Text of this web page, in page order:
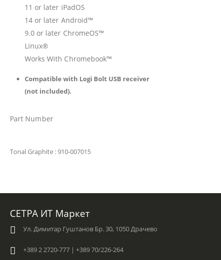
11 or later iPadOS
14 or later Android™
9.0 or later ChromeOS™
Linux®
Works With Chromebook™
Compatible with Logi Bolt USB receiver
(not included).
Part Number
Tonal Graphite : 910-007015
СЕТРА ИТ Маркет
Ул. Димитар Гуштанов Бр. 30, 1050 Драчево
+389 2 2720-777 | +389 70/226-264